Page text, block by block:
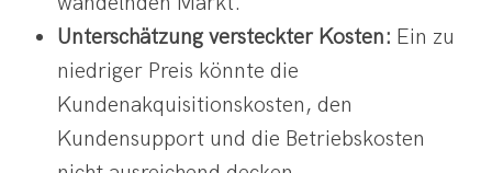
Unterschätzung versteckter Kosten: Ein zu
niedriger Preis könnte die
Kundenakquisitionskosten, den
Kundensupport und die Betriebskosten